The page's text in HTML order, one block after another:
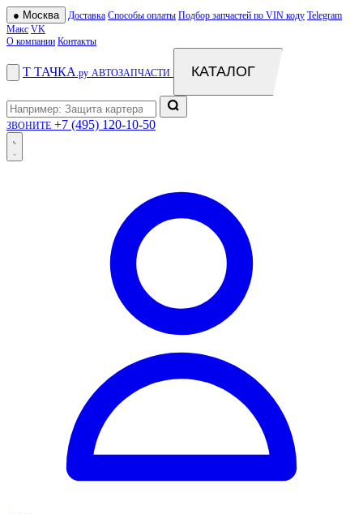
● Москва Доставка Способы оплаты Подбор запчастей по VIN коду Telegram
Макс VK
О компании Контакты
Т ТАЧКА .ру АВТОЗАПЧАСТИ КАТАЛОГ
ЗВОНИТЕ +7 (495) 120-10-50